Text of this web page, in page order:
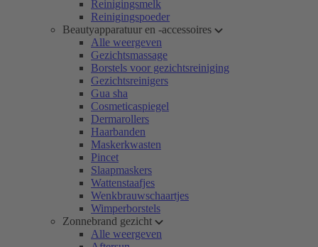
Reinigingsmelk
Reinigingspoeder
Beautyapparatuur en -accessoires
Alle weergeven
Gezichtsmassage
Borstels voor gezichtsreiniging
Gezichtsreinigers
Gua sha
Cosmeticaspiegel
Dermarollers
Haarbanden
Maskerkwasten
Pincet
Slaapmaskers
Wattenstaafjes
Wenkbrauwschaartjes
Wimperborstels
Zonnebrand gezicht
Alle weergeven